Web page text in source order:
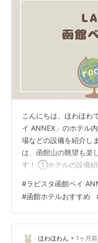
こんにちは、ほわほわ
イ ANNEX」のホテル
場などの設備を紹介し
は、函館山の眺望も楽
す！ ①ホテルの設備
が、長く眠らせていた
ありません🦥 「函館ベ
いは？ まとめ エレベ
ると... おぉ！！なんか
扉！！ なんか特別感
#ラビスタ函館ベイ
#函館ホテルおすすめ
ほわほわん • 1ヶ月前